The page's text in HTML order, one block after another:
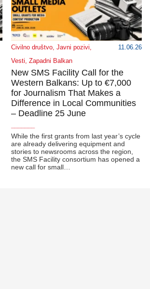
Civilno društvo, Javni pozivi,
Vesti, Zapadni Balkan
11.06.26
New SMS Facility Call for the
Western Balkans: Up to €7,000
for Journalism That Makes a
Difference in Local Communities
– Deadline 25 June
While the first grants from last year’s cycle
are already delivering equipment and
stories to newsrooms across the region,
the SMS Facility consortium has opened a
new call for small…